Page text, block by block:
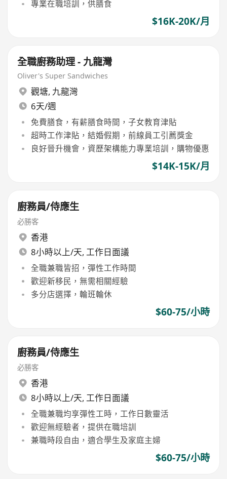
專業在職培訓，供膳食
$16K-20K/月
全職廚務助理 - 九龍灣
Oliver's Super Sandwiches
觀塘, 九龍灣
6天/週
免費膳食，有薪膳食時間，子女教育津貼
超時工作津貼，結婚假期，前線員工引薦獎金
良好晉升機會，資歷架構能力專業培訓，購物優惠
$14K-15K/月
廚務員/侍應生
必勝客
香港
8小時以上/天, 工作日面議
全職兼職皆招，彈性工作時間
歡迎新移民，無需相關經驗
多分店選擇，輪班輪休
$60-75/小時
廚務員/侍應生
必勝客
香港
8小時以上/天, 工作日面議
全職兼職均享彈性工時，工作日數靈活
歡迎無經驗者，提供在職培訓
兼職時段自由，適合學生及家庭主婦
$60-75/小時